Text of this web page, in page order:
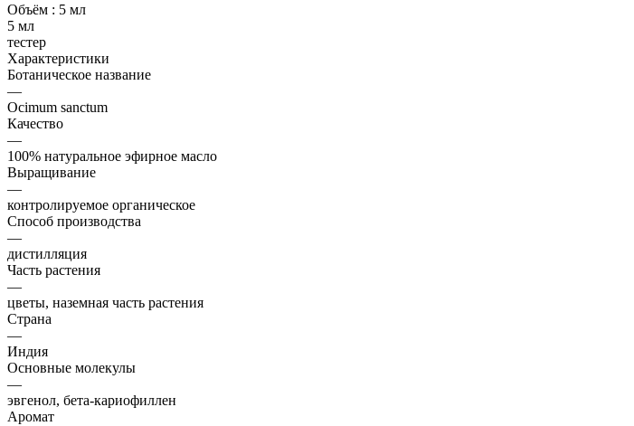
Объём : 5 мл
5 мл
тестер
Характеристики
Ботаническое название
—
Ocimum sanctum
Качество
—
100% натуральное эфирное масло
Выращивание
—
контролируемое органическое
Способ производства
—
дистилляция
Часть растения
—
цветы, наземная часть растения
Страна
—
Индия
Основные молекулы
—
эвгенол, бета-кариофиллен
Аромат